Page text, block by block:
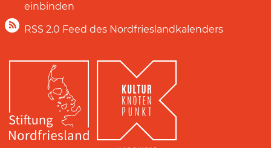
einbinden
RSS 2.0 Feed des Nordfrieslandkalenders